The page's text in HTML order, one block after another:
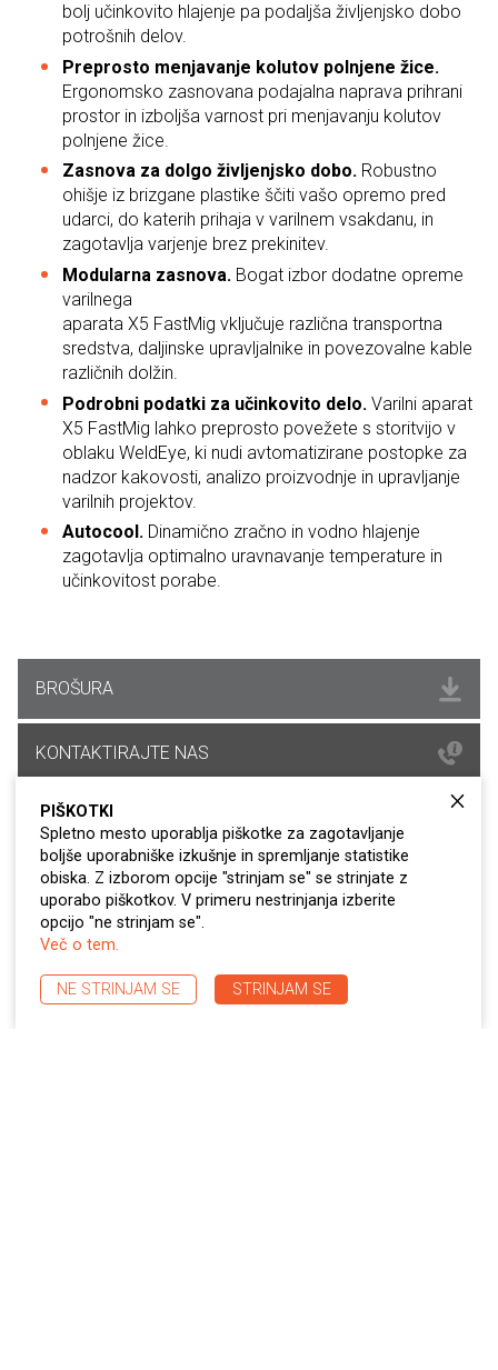
bolj učinkovito hlajenje pa podaljša življenjsko dobo
potrošnih delov.
Preprosto menjavanje kolutov polnjene žice.
Ergonomsko zasnovana podajalna naprava prihrani
prostor in izboljša varnost pri menjavanju kolutov
polnjene žice.
Zasnova za dolgo življenjsko dobo. Robustno
ohišje iz brizgane plastike ščiti vašo opremo pred
udarci, do katerih prihaja v varilnem vsakdanu, in
zagotavlja varjenje brez prekinitev.
Modularna zasnova. Bogat izbor dodatne opreme
varilnega
aparata X5 FastMig vključuje različna transportna
sredstva, daljinske upravljalnike in povezovalne kable
različnih dolžin.
Podrobni podatki za učinkovito delo. Varilni aparat
X5 FastMig lahko preprosto povežete s storitvijo v
oblaku WeldEye, ki nudi avtomatizirane postopke za
nadzor kakovosti, analizo proizvodnje in upravljanje
varilnih projektov.
Autocool. Dinamično zračno in vodno hlajenje
zagotavlja optimalno uravnavanje temperature in
učinkovitost porabe.
BROŠURA
KONTAKTIRAJTE NAS
POVPRAŠEVANJE
PIŠKOTKI
Spletno mesto uporablja piškotke za zagotavljanje
boljše uporabniške izkušnje in spremljanje statistike
obiska. Z izborom opcije "strinjam se" se strinjate z
uporabo piškotkov. V primeru nestrinjanja izberite
opcijo "ne strinjam se".
Več o tem.
NE STRINJAM SE STRINJAM SE